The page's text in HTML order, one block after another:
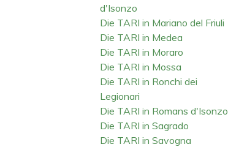
d'Isonzo
Die TARI in Mariano del Friuli
Die TARI in Medea
Die TARI in Moraro
Die TARI in Mossa
Die TARI in Ronchi dei
Legionari
Die TARI in Romans d'Isonzo
Die TARI in Sagrado
Die TARI in Savogna